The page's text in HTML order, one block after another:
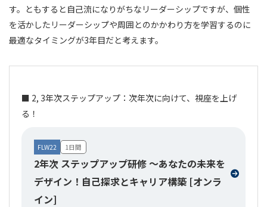
す。ともすると自己流になりがちなリーダーシップですが、個性
を活かしたリーダーシップや周囲とのかかわり方を学習するのに
最適なタイミングが3年目だと考えます。
■ 2, 3年次ステップアップ：次年次に向けて、視座を上げ
る！
FLW22
2年次 ステップアップ研修 ～あなたの未来を
デザイン！自己探求とキャリア構築 [オンラ
イン]
1日間